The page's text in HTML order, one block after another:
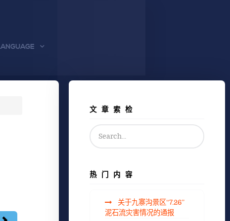
文章索检
热门内容
关于九寨沟景区“7.26”
泥石流灾害情况的通报